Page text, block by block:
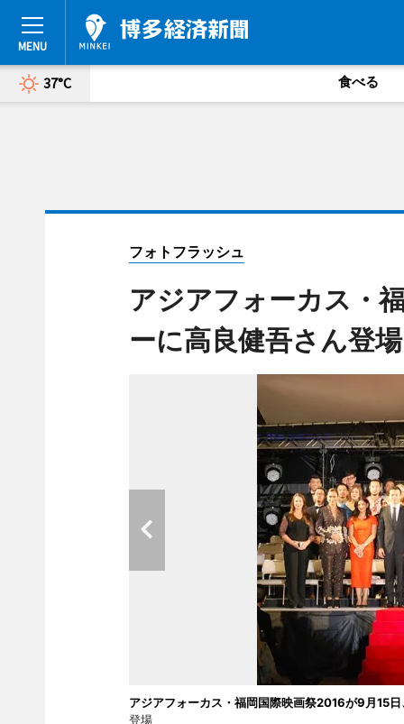
37°C 食べる
フォトフラッシュ
アジアフォーカス・
ーに高良健吾さん登場
アジアフォーカス・福岡国際映画祭2016が9月15
登場